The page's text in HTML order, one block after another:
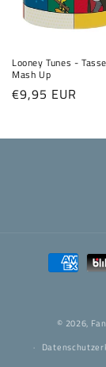
e
:
Looney Tunes -
Mash Up
Normaler
€9,95 EUR
© 2026,